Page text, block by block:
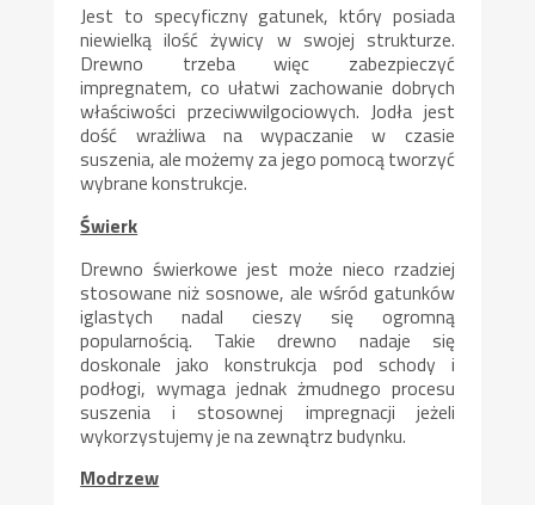
Jest to specyficzny gatunek, który posiada
niewielką ilość żywicy w swojej strukturze.
Drewno trzeba więc zabezpieczyć
impregnatem, co ułatwi zachowanie dobrych
właściwości przeciwwilgociowych. Jodła jest
dość wrażliwa na wypaczanie w czasie
suszenia, ale możemy za jego pomocą tworzyć
wybrane konstrukcje.
Świerk
Drewno świerkowe jest może nieco rzadziej
stosowane niż sosnowe, ale wśród gatunków
iglastych nadal cieszy się ogromną
popularnością. Takie drewno nadaje się
doskonale jako konstrukcja pod schody i
podłogi, wymaga jednak żmudnego procesu
suszenia i stosownej impregnacji jeżeli
wykorzystujemy je na zewnątrz budynku.
Modrzew